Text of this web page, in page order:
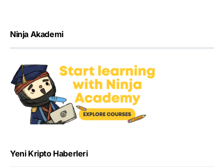
Ninja Akademi
Yeni Kripto Haberleri